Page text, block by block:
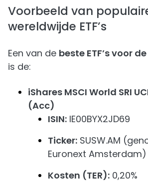
Voorbeeld van
wereldwijde ETF’s
Een van de beste ETF’s voor
is de:
iShares MSCI World SRI
(Acc)
ISIN: IE00BYX2JD69
Ticker: SUSW.AM
Euronext Amsterdam)
Kosten (TER): 0,20%